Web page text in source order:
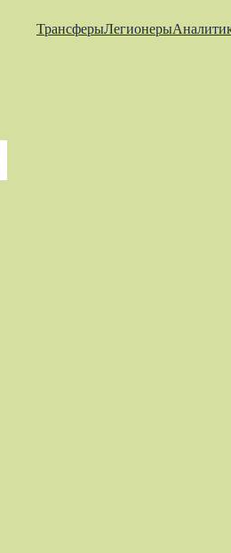
ТрансферыЛегионеры